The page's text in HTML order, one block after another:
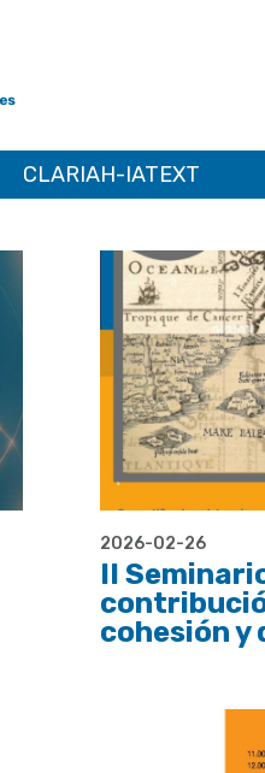
CLARIAH-IATEXT
2026-02-26
II
cohesión y